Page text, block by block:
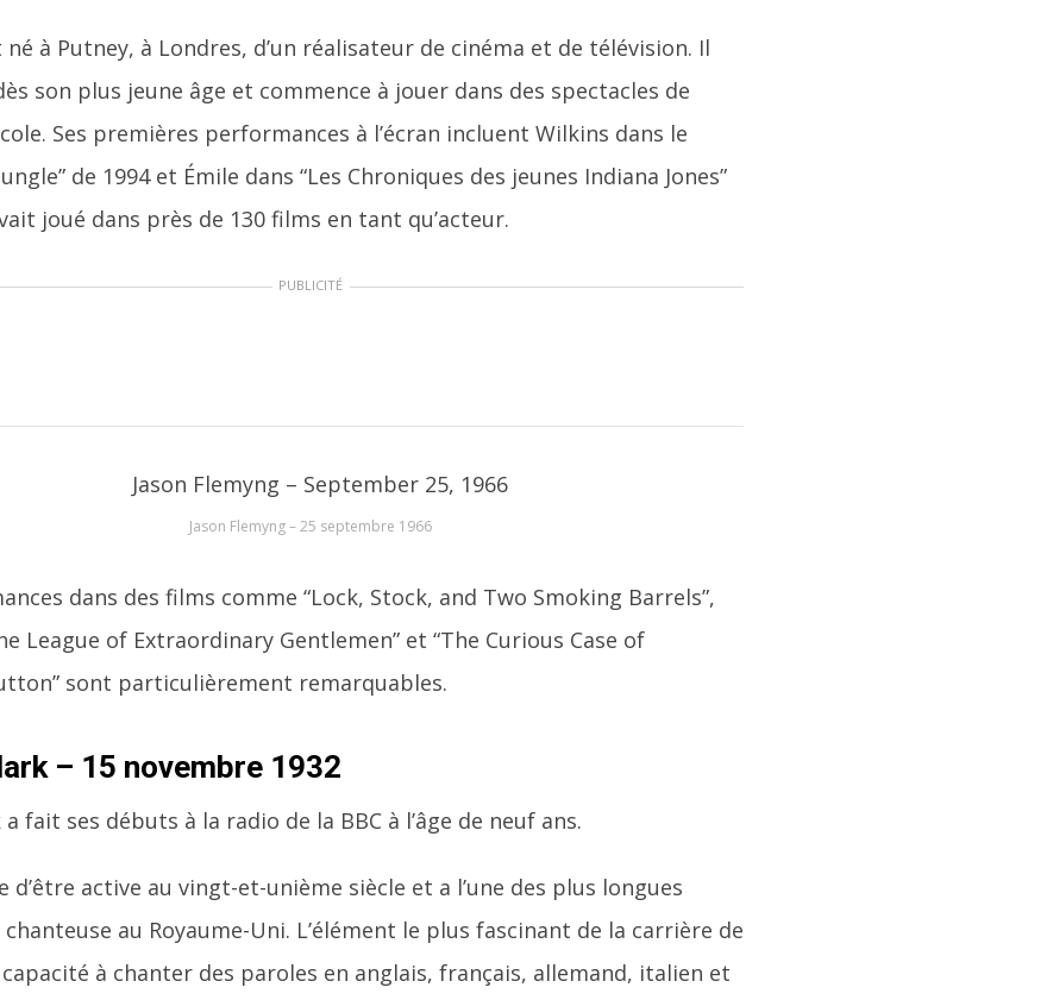
né à Putney, à Londres, d’un réalisateur de cinéma et de télévision. Il
son plus jeune âge et commence à jouer dans des spectacles de
Ses premières performances à l’écran incluent Wilkins dans le
de 1994 et Émile dans “Les Chroniques des jeunes Indiana Jones”
joué dans près de 130 films en tant qu’acteur.
PUBLICITÉ
Jason Flemyng – 25 septembre 1966
dans des films comme “Lock, Stock, and Two Smoking Barrels”,
League of Extraordinary Gentlemen” et “The Curious Case of
sont particulièrement remarquables.
– 15 novembre 1932
fait ses débuts à la radio de la BBC à l’âge de neuf ans.
d’être active au vingt-et-unième siècle et a l’une des plus longues
au Royaume-Uni. L’élément le plus fascinant de la carrière de
à chanter des paroles en anglais, français, allemand, italien et